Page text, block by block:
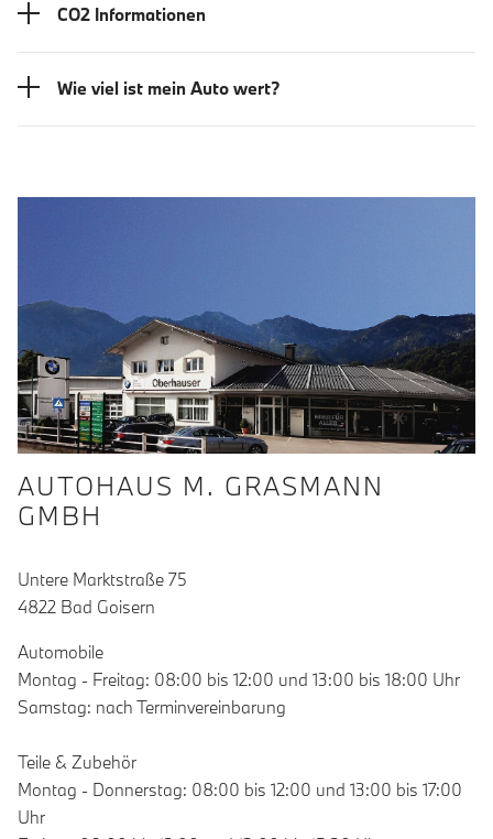
CO2 Informationen
Wie viel ist mein Auto wert?
AUTOHAUS M. GRASMANN
GMBH
Untere Marktstraße 75
4822 Bad Goisern
Automobile
Montag - Freitag: 08:00 bis 12:00 und 13:00 bis 18:00 Uhr
Samstag: nach Terminvereinbarung
Teile & Zubehör
Montag - Donnerstag: 08:00 bis 12:00 und 13:00 bis 17:00
Uhr